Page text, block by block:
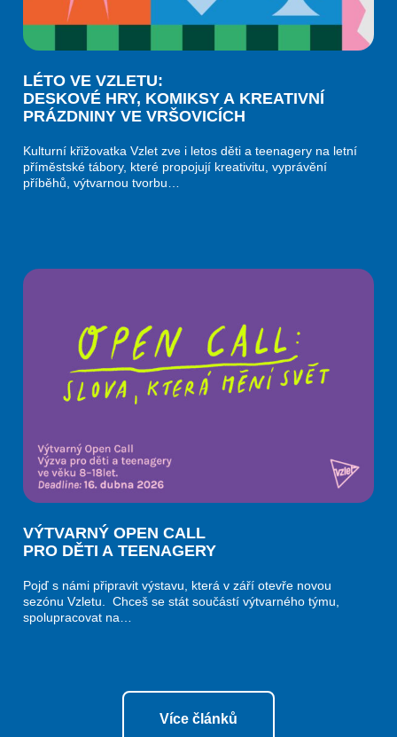
LÉTO VE VZLETU:
DESKOVÉ HRY, KOMIKSY A KREATIVNÍ
PRÁZDNINY VE VRŠOVICÍCH
Kulturní křižovatka Vzlet zve i letos děti a teenagery na letní
příměstské tábory, které propojují kreativitu, vyprávění
příběhů, výtvarnou tvorbu…
VÝTVARNÝ OPEN CALL
PRO DĚTI A TEENAGERY
Pojď s námi připravit výstavu, která v září otevře novou
sezónu Vzletu. Chceš se stát součástí výtvarného týmu,
spolupracovat na…
Více článků